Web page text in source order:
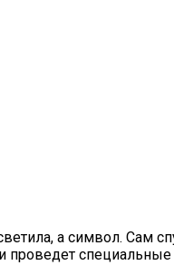
а символ. Сам
проведет